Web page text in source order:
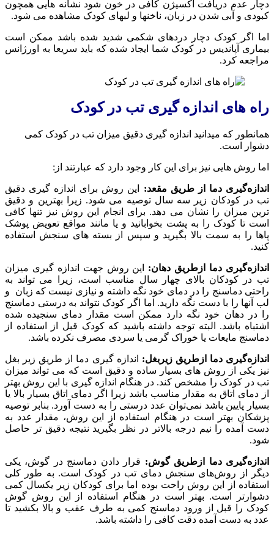
دچار عدم دریافت اکسیژن کافی در خون شود نشانه هایی همچون
کبودی و آبی شدن در زبان، ناخنها و لبهای کودک مشاهده می شود.
اما اگر کودک دچار دردهای شکمی شدید شده باشد ممکن است
بیماری آپاندیس در کودک شما ایجاد شده که باید سریعا به اورژانس
مراجعه کرد.
راه های اندازه گیری تب در کودک
همانطور که میدانید اندازه گیری دقیق میزان تب در کودک کمی
دشوار است.
اما روش هایی نیز برای این کار وجود دارد که عبارتند از:
اندازه‌گیری دما از طریق مقعد:
این روش برای اندازه گیری دقیق
تب در کودکان زیر سه سال توصیه می شود. زیرا بهترین و دقیق
ترین میزان را نشان می دهد. برای انجام این روش نیز تنها کافی
است تا کودک را به پشت بخوابانید و یا مانند مواقع تعویض پوشک
پاها را به سمت بالا بگیرید و سپس از بسته های سنجش استفاده
کنید.
اندازه‌گیری دما ازطریق دهان:
این روش جهت اندازه گیری میزان
تب در کودکان بالای چهار سال مناسب است، زیرا می تواند به
راحتی دماسنج را در دمای خود نگه داشته و نیازی نیست که زبان و
لب آنها را با دست نگه دارید. اما اگر کودک نتواند به درستی دماسنج
را در دهان خود نگه دارد ممکن است مقدار دمای سنجیده شده
اشتباه باشد. البته توجه داشته باشید که کودک قبل از استفاده از
دماسنج مایعات یا خوراک گرمی یا سردی مصرف نکرده باشد.
اندازه‌گیری دما ازطریق زیربغل:
اندازه گیری دما از طریق زیر بغل
نیز یکی از روش های بسیار ساده و دقیق است که می تواند میزان
تب در کودک را مشخص کند. در هنگام اندازه گیری با این روش بهتر
از دمای اتاق به مقدار مناسب باشد زیرا اگر دمای اتاق بسیار بالا یا
بسیار پایین باشد نمی‌توان عدد درستی را به دست آورد. بنابر توصیه
پزشکان بهتر است در هنگام استفاده از این روش، مقدار عدد به
دست آمده را نیم درجه بالاتر در نظر بگیرید نتیجه دقیق تر حاصل
شود.
اندازه‌گیری دما ازطریق گوش: قرار دادن دماسنج در گوش، یکی
دیگر از روش‌های سنجش دمای تب در کودک است. به طور کلی
استفاده از این روش راحت بوده اما برای کودکان زیر یکسال کمی
دشوارتر است. بهتر است در هنگام استفاده از این روش گوش
کودک را قبل از ورود دماسنج کمی به طرف عقب و بالا بکشید تا
عدد به دست آمده دقت کافی را داشته باشد.